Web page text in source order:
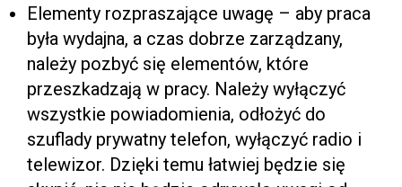
Elementy rozpraszające uwagę – aby praca
była wydajna, a czas dobrze zarządzany,
należy pozbyć się elementów, które
przeszkadzają w pracy. Należy wyłączyć
wszystkie powiadomienia, odłożyć do
szuflady prywatny telefon, wyłączyć radio i
telewizor. Dzięki temu łatwiej będzie się